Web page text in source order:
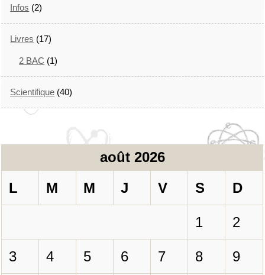
Infos (2)
Livres (17)
2 BAC (1)
Scientifique (40)
août 2026
L
M M J V S D
1 2
3 4 5 6 7 8 9